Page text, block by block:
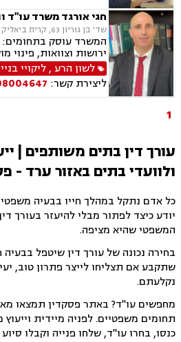
בתים משותפים,
חגי אורגד משרד עו"ד
שד' בן גוריון 63, קרית ביאליק
המשרד עוסק בתחומים:
ירושות וצוואות, פינוי
לפועל, ליקויי בנייה,
ומסחר, נדל"ן, ייפוי
ממון ונוטריון באנגלית
לשון הרע ,ליקויי
ליצירת קשר:
1
עורך דין בתים משותפים |
ולוועדי בתים באזור ערד -
כל אדם נתקל במהלך חייו בבעיה
יודע כיצד לפתור מבלי להיעזר בעורך
המשפטי שהיא מציפה.
בחירה נכונה של עורך דין שיטפל
שתקבע אם תצליחו לייצר פתרון טוב,
נקלעתם.
מחפשים עו"ד? באתר פסקדין תמצאו
תחומים משפטיים. לפניה מיידית
כנסו, בחרו עו"ד, שלחו פנייה וקבלו